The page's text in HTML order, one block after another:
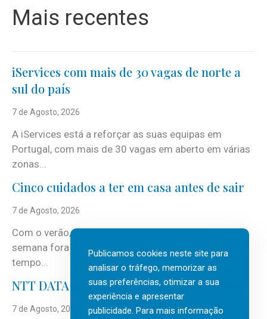
Mais recentes
iServices com mais de 30 vagas de norte a
sul do país
7 de Agosto, 2026
A iServices está a reforçar as suas equipas em
Portugal, com mais de 30 vagas em aberto em várias
zonas...
Cinco cuidados a ter em casa antes de sair
7 de Agosto, 2026
Com o verão, chegam também as férias, os fins-de-
semana fora e os dias em que a casa fica mais
tempo...
NTT DATA Insurtech Global Outlook 2026
7 de Agosto, 2026
Publicamos cookies neste site para
analisar o tráfego, memorizar as
suas preferências, otimizar a sua
experiência e apresentar
publicidade. Para mais informação